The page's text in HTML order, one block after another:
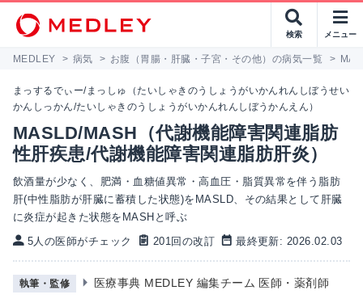
検索 メニュー
MEDLEY > 病気 > お腹（胃腸・肝臓・子宮・その他）の病気一覧 >
まっするでぃー/まっしゅ（たいしゃきのうしょうがいかんれんしぼうせい
かんしっかん/たいしゃきのうしょうがいかんれんしぼうかんえん）
MASLD/MASH（代謝機能障害関連脂肪
性肝疾患/代謝機能障害関連脂肪肝炎）
飲酒量が少なく、肥満・血糖値異常・高血圧・脂質異常を伴う脂肪
肝(中性脂肪が肝臓に蓄積した状態)をMASLD、その結果として肝臓
に炎症が起きた状態をMASHと呼ぶ
5人の医師がチェック
201回の改訂 最終更新: 2026.02.03
執筆・監修 医療事典 MEDLEY 編集チーム 医師・薬剤師